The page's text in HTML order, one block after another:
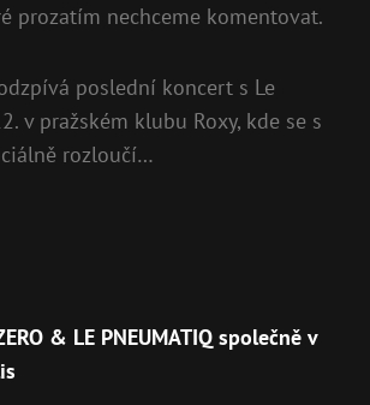
prozatím nechceme komentovat.
poslední koncert s Le
v pražském klubu Roxy, kde se s
rozloučí…
& LE PNEUMATIQ společně v